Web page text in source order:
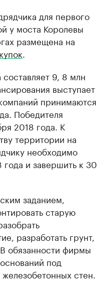
для первого
у моста Королевы
размещена на
составляет 9, 8 млн
выступает
принимаются
Победителя
2018 года. К
территории на
необходимо
года и завершить к 30
заданием,
старую
разработать грунт,
обязанности фирмы
под
стен.